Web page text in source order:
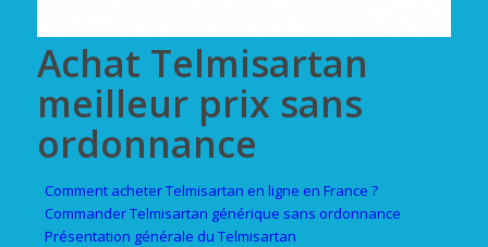
Achat Telmisartan
meilleur prix sans
ordonnance
Comment acheter Telmisartan en ligne en France ?
Commander Telmisartan générique sans ordonnance
Présentation générale du Telmisartan